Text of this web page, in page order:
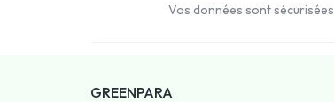
Vos données sont sécurisées
GREENPARA